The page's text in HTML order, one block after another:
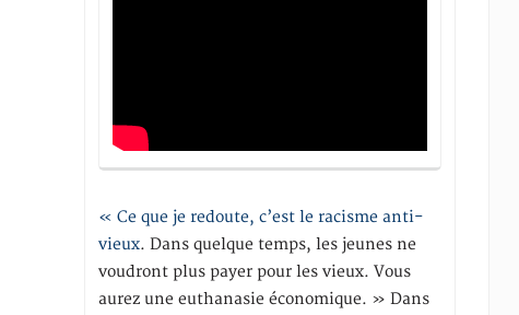
« Ce que je redoute, c’est le racisme anti-
vieux. Dans quelque temps, les jeunes ne
voudront plus payer pour les vieux. Vous
aurez une euthanasie économique. » Dans